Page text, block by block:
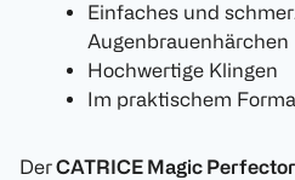
Einfaches und
Augenbrauenhärchen
Hochwertige Klingen
Im praktischem
DerCATRICE Magic